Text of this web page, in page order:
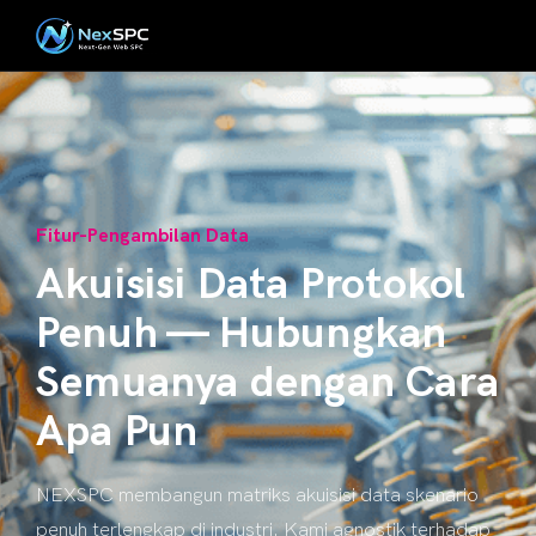
Fitur-Pengambilan Data
Akuisisi Data Protokol
Penuh — Hubungkan
Semuanya dengan Cara
Apa Pun
NEXSPC membangun matriks akuisisi data skenario
penuh terlengkap di industri. Kami agnostik terhadap